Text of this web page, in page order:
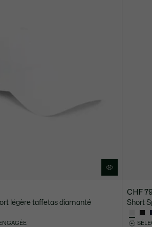
légère taffetas diamanté
CHF
Short